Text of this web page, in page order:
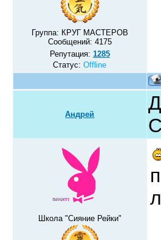
Группа: КРУГ МАСТЕРОВ
Сообщений: 4175
Репутация: 1285
Статус:Offline
Андрей
Школа "Сияние Рейки"